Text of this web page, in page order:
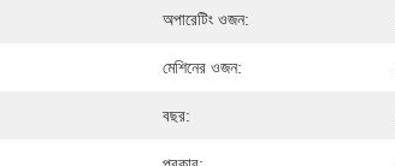
অপারেটিং ওজন:
মেশিনের ওজন:
বছর: